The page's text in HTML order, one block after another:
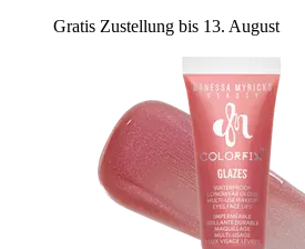
Gratis Zustellung bis 13. August